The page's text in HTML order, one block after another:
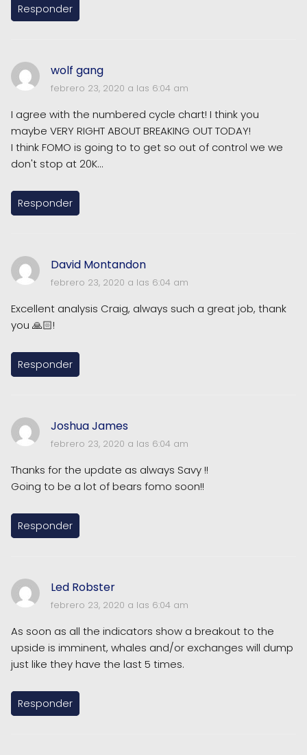
Responder
wolf gang
febrero 23, 2020 a las 6:04 am
I agree with the numbered cycle chart! I think you
maybe VERY RIGHT ABOUT BREAKING OUT TODAY!
I think FOMO is going to to get so out of control we we
don't stop at 20K...
Responder
David Montandon
febrero 23, 2020 a las 6:04 am
Excellent analysis Craig, always such a great job, thank
you 🙏🏻!
Responder
Joshua James
febrero 23, 2020 a las 6:04 am
Thanks for the update as always Savy !!
Going to be a lot of bears fomo soon!!
Responder
Led Robster
febrero 23, 2020 a las 6:04 am
As soon as all the indicators show a breakout to the
upside is imminent, whales and/or exchanges will dump
just like they have the last 5 times.
Responder